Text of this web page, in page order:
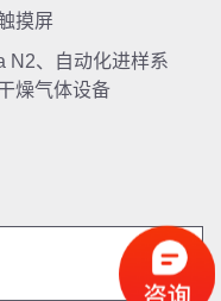
摸屏
N2、自动化进样系
燥气体设备